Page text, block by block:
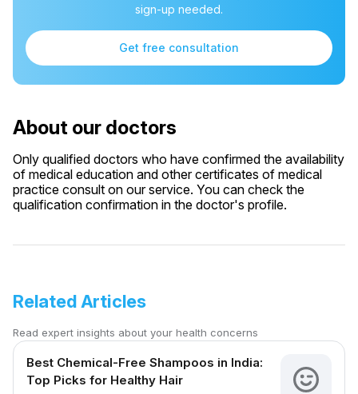
sign-up needed.
Get free consultation
About our doctors
Only qualified doctors who have confirmed the availability
of medical education and other certificates of medical
practice consult on our service. You can check the
qualification confirmation in the doctor's profile.
Related Articles
Read expert insights about your health concerns
Best Chemical-Free Shampoos in India:
Top Picks for Healthy Hair